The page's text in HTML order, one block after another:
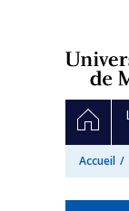
Accueil